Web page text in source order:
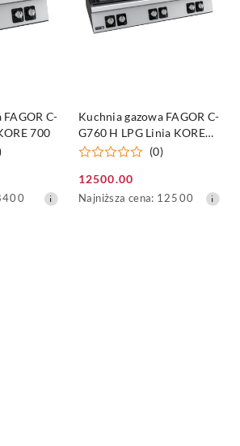
C-
700
Kuchnia gazowa FAGOR C-
G760 H LPG Linia KORE
700
(0)
Cena
promocyjna:
12500.00
Najniższa
Najniższa cena: 12500